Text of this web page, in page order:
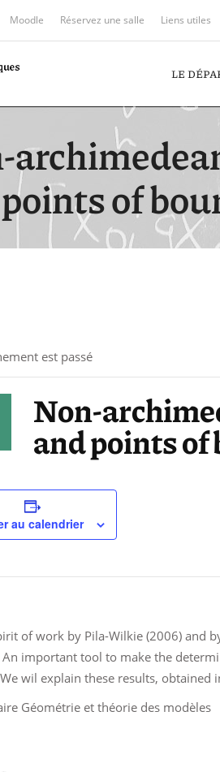
Moodle Réservez une salle Liens utiles
LE
of
est passé
Non-
and points
au calendrier
of work by Pila-Wilkie (2006) and
An important tool to make the
wil explain these results, obtained
Géométrie et théorie des modèles